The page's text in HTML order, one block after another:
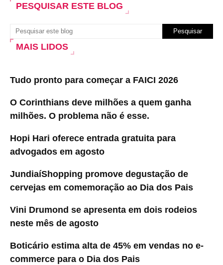
PESQUISAR ESTE BLOG
MAIS LIDOS
Tudo pronto para começar a FAICI 2026
O Corinthians deve milhões a quem ganha
milhões. O problema não é esse.
Hopi Hari oferece entrada gratuita para
advogados em agosto
JundiaíShopping promove degustação de
cervejas em comemoração ao Dia dos Pais
Vini Drumond se apresenta em dois rodeios
neste mês de agosto
Boticário estima alta de 45% em vendas no e-
commerce para o Dia dos Pais